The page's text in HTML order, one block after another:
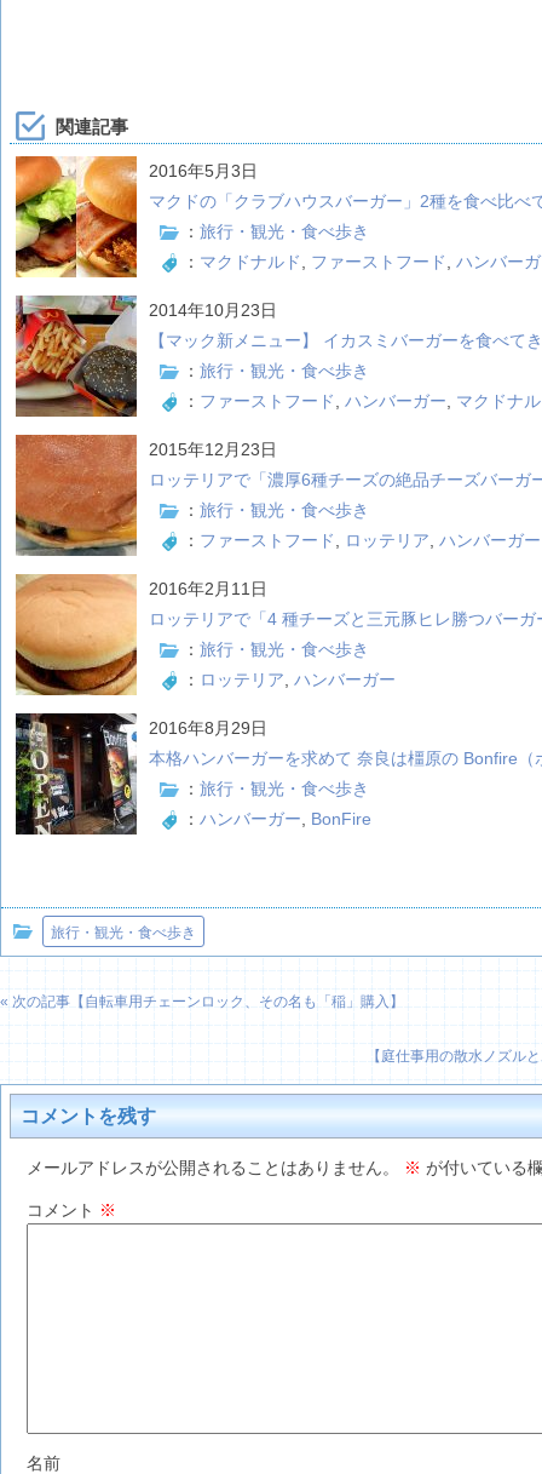
関連記事
2016年5月3日
マクドの「クラブハウスバーガー」2種を食べ比べ
： 旅行・観光・食べ歩き
： マクドナルド, ファーストフード, ハンバー
2014年10月23日
【マック新メニュー】 イカスミバーガーを食べて
： 旅行・観光・食べ歩き
： ファーストフード, ハンバーガー, マクドナ
2015年12月23日
ロッテリアで「濃厚6種チーズの絶品チーズバーガ
： 旅行・観光・食べ歩き
： ファーストフード, ロッテリア, ハンバーガー
2016年2月11日
ロッテリアで「4 種チーズと三元豚ヒレ勝つバー
： 旅行・観光・食べ歩き
： ロッテリア, ハンバーガー
2016年8月29日
本格ハンバーガーを求めて 奈良は橿原の Bonfire（
： 旅行・観光・食べ歩き
： ハンバーガー, BonFire
旅行・観光・食べ歩き
« 次の記事【 自転車用チェーンロック、その名も「稲」購入 】
【 庭仕事用の散水ノズル
コメントを残す
メールアドレスが公開されることはありません。 ※ が付いている
コメント ※
名前